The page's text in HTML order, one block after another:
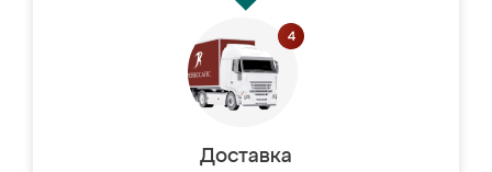
Доставка